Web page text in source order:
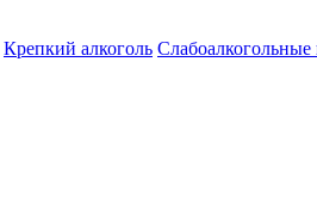
Крепкий алкоголь Слабоалкогольные